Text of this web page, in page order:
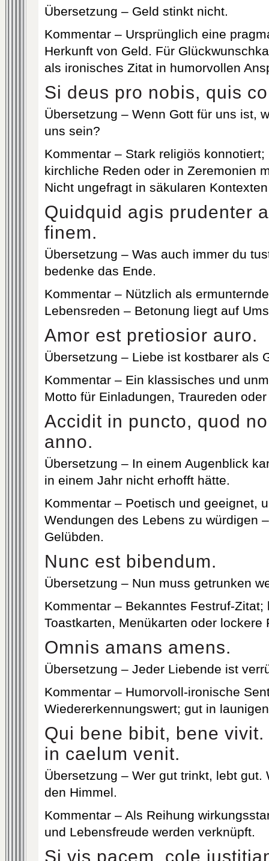
Übersetzung – Geld stinkt nicht.
Kommentar – Ursprünglich eine
Herkunft von Geld. Für
als ironisches Zitat in humorvollen
Si deus pro nobis, quis
Übersetzung – Wenn Gott für uns ist,
uns sein?
Kommentar – Stark religiös
kirchliche Reden oder in Zeremonien
Nicht ungefragt in säkularen
Quidquid agis prudenter
finem.
Übersetzung – Was auch immer du
bedenke das Ende.
Kommentar – Nützlich als
Lebensreden – Betonung liegt auf
Amor est pretiosior auro.
Übersetzung – Liebe ist kostbarer als
Kommentar – Ein klassisches und
Motto für Einladungen, Traureden
Accidit in puncto, quod
anno.
Übersetzung – In einem Augenblick
in einem Jahr nicht erhofft hätte.
Kommentar – Poetisch und geeignet,
Wendungen des Lebens zu würdigen
Gelübden.
Nunc est bibendum.
Übersetzung – Nun muss getrunken
Kommentar – Bekanntes Festruf-Zitat;
Toastkarten, Menükarten oder lockere
Omnis amans amens.
Übersetzung – Jeder Liebende ist
Kommentar – Humorvoll-ironische
Wiedererkennungswert; gut in
Qui bene bibit, bene
in caelum venit.
Übersetzung – Wer gut trinkt, lebt gut.
den Himmel.
Kommentar – Als Reihung
und Lebensfreude werden verknüpft.
Si vis pacem, cole